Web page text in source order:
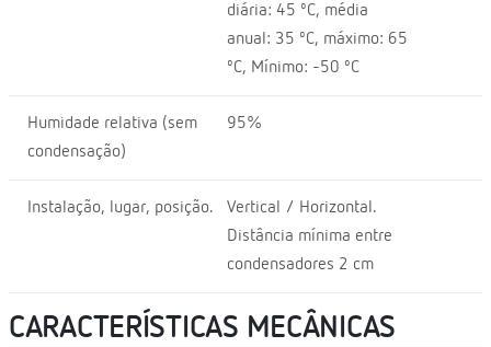
diária: 45 ºC, média
anual: 35 ºC, máximo: 65
ºC, Mínimo: -50 ºC
Humidade relativa (sem
condensação)
95%
Instalação, lugar, posição.
Vertical / Horizontal.
Distância mínima entre
condensadores 2 cm
CARACTERÍSTICAS MECÂNICAS